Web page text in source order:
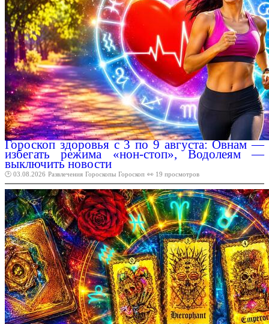
Гороскоп здоровья с 3 по 9 августа: Овнам —
избегать режима «нон-стоп», Водолеям —
выключить новости
🕑 03.08.2026 Развлечения Гороскопы Гороскоп 👀 19 просмотров